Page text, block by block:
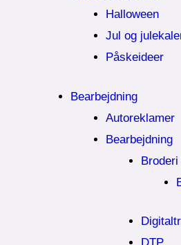
Halloween
Jul og
Påskeideer
Bearbejdning
Autoreklamer
Bearbejdning
Broderi